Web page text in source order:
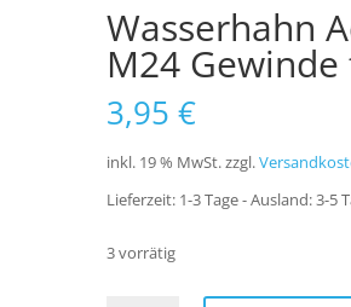
Wasserhahn
M24
3,95 €
inkl. 19 % MwSt. zzgl.
Lieferzeit: 1-3 Tage - Ausland: 3-5
3 vorrätig